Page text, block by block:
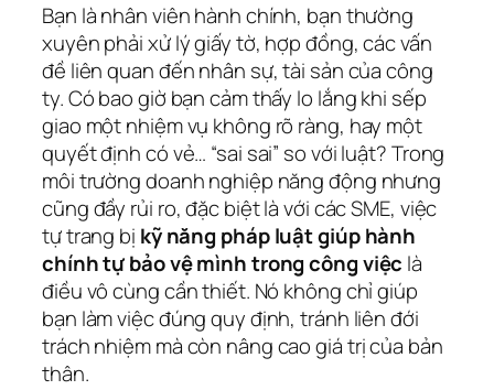
Bạn là nhân viên hành chính, bạn thường
xuyên phải xử lý giấy tờ, hợp đồng, các vấn
đề liên quan đến nhân sự, tài sản của công
ty. Có bao giờ bạn cảm thấy lo lắng khi sếp
giao một nhiệm vụ không rõ ràng, hay một
quyết định có vẻ… “sai sai” so với luật? Trong
môi trường doanh nghiệp năng động nhưng
cũng đầy rủi ro, đặc biệt là với các SME, việc
tự trang bị kỹ năng pháp luật giúp hành
chính tự bảo vệ mình trong công việc là
điều vô cùng cần thiết. Nó không chỉ giúp
bạn làm việc đúng quy định, tránh liên đới
trách nhiệm mà còn nâng cao giá trị của bản
thân.